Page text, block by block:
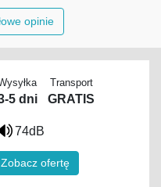
opinie
5 dni
Transport
GRATIS
74dB
Zobacz ofertę